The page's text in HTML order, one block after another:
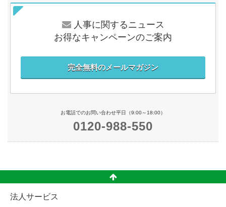
人事に関するニュース
お得なキャンペーンのご案内
完全無料のメールマガジン
お電話でのお問い合わせ平日（9:00～18:00）
0120-988-550
法人サービス